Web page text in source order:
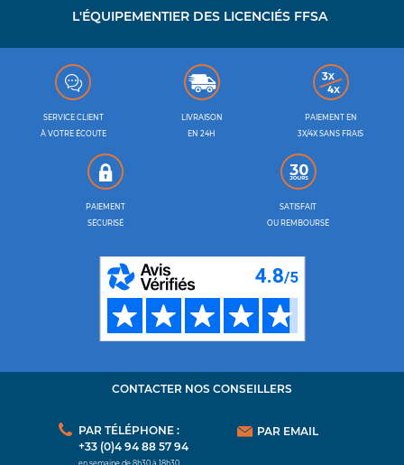
L'ÉQUIPEMENTIER DES LICENCIÉS FFSA
SERVICE CLIENT
À VOTRE ÉCOUTE
LIVRAISON
EN 24H
PAIEMENT EN
3X/4X SANS FRAIS
PAIEMENT
SÉCURISÉ
SATISFAIT
OU REMBOURSÉ
CONTACTER NOS CONSEILLERS
PAR TÉLÉPHONE :
+33 (0)4 94 88 57 94
PAR EMAIL